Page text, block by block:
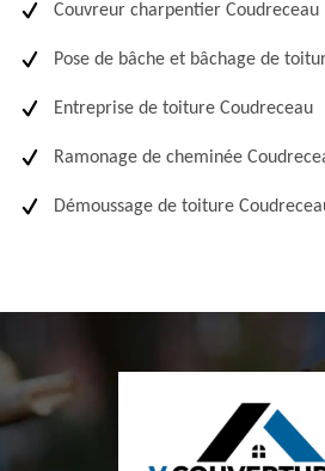
Couvreur charpentier Coudreceau
Pose de bâche et bâchage de
Entreprise de toiture Coudreceau
Ramonage de cheminée
Démoussage de toiture